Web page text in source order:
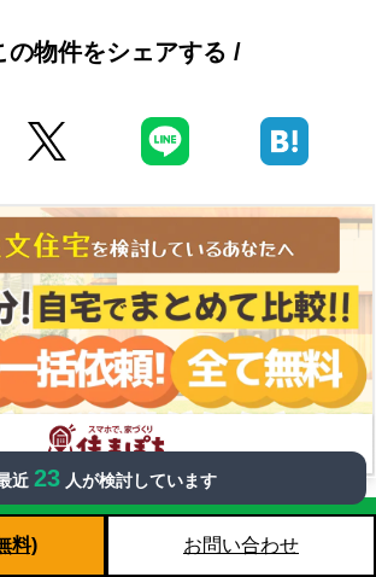
の物件をシェアする /
近 23 人が検討しています
料) お問い合わせ